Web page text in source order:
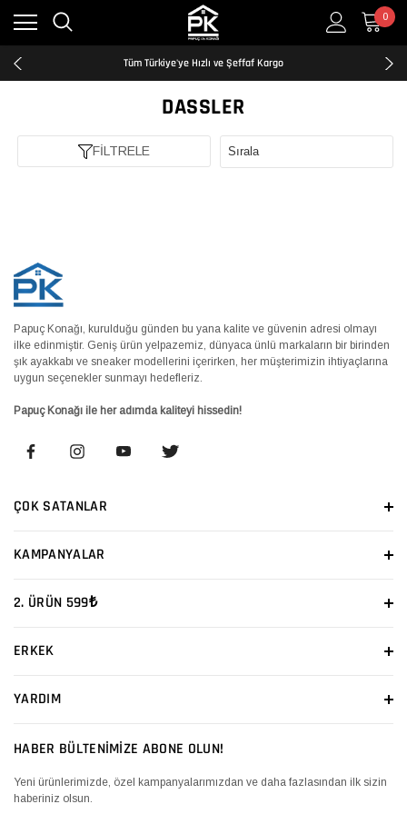
0
Kredi Kartına Taksit İmkanı
2500₺ ve Üzeri Ücretsiz Kargo
Tüm Türkiye'ye Hızlı ve Şeffaf Kargo
Kredi Kartına Taksit İmkanı
2500₺ ve Üzeri Ücretsiz Kargo
Tüm Türkiye'ye Hızlı ve Şeffaf Kargo
Kredi Kartına Taksit İmkanı
DASSLER
FİLTRELE
Papuç Konağı, kurulduğu günden bu yana kalite ve güvenin adresi olmayı
ilke edinmiştir. Geniş ürün yelpazemiz, dünyaca ünlü markaların bir birinden
şık ayakkabı ve sneaker modellerini içerirken, her müşterimizin ihtiyaçlarına
uygun seçenekler sunmayı hedefleriz.
Papuç Konağı ile her adımda kaliteyi hissedin!
ÇOK SATANLAR
KAMPANYALAR
2. ÜRÜN 599₺
ERKEK
YARDIM
HABER BÜLTENİMİZE ABONE OLUN!
Yeni ürünlerimizde, özel kampanyalarımızdan ve daha fazlasından ilk sizin
haberiniz olsun.